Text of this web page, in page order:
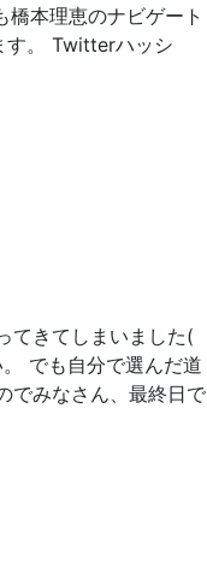
本理恵のナビゲート
す。 Twitterハッシ
てきてしまいました(
でも自分で選んだ道
でみなさん、最終日で